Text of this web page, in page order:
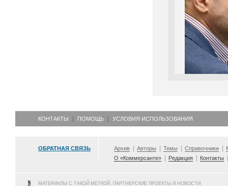
КОНТАКТЫ ПОМОЩЬ УСЛОВИЯ ИСПОЛЬЗОВАНИЯ
ОБРАТНАЯ СВЯЗЬ Архив Авторы Темы Справочники
О «Коммерсанте»
Редакция Контакты
МАТЕРИАЛЫ С ТАКОЙ МЕТКОЙ, ПАРТНЕРСКИЕ ПРОЕКТЫ И НОВОСТИ